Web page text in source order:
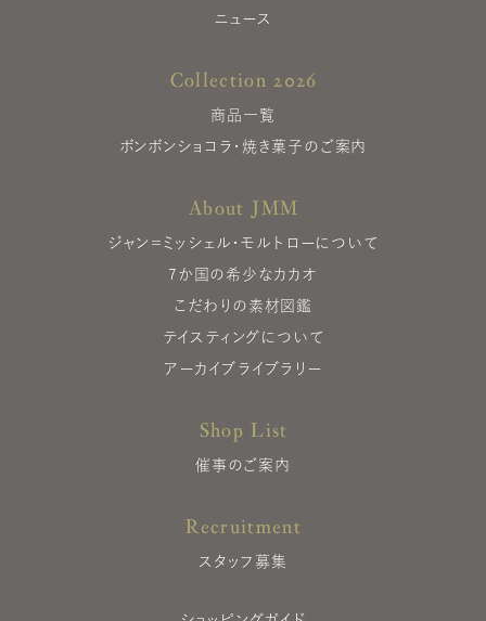
ニュース
Collection 2026
商品一覧
ボンボンショコラ・焼き菓子のご案内
About JMM
ジャン＝ミッシェル・モルトローについて
7か国の希少なカカオ
こだわりの素材図鑑
テイスティングについて
アーカイブライブラリー
Shop List
催事のご案内
Recruitment
スタッフ募集